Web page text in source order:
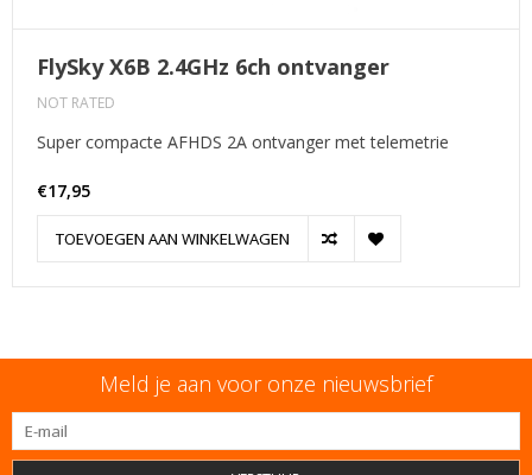
FlySky X6B 2.4GHz 6ch ontvanger
NOT RATED
Super compacte AFHDS 2A ontvanger met telemetrie
€17,95
TOEVOEGEN AAN WINKELWAGEN
Meld je aan voor onze nieuwsbrief